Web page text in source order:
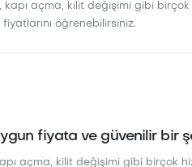
kapı açma, kilit değişimi gibi
öğrenebilirsiniz.
fiyata ve güvenilir bir
açma, kilit değişimi gibi birçok